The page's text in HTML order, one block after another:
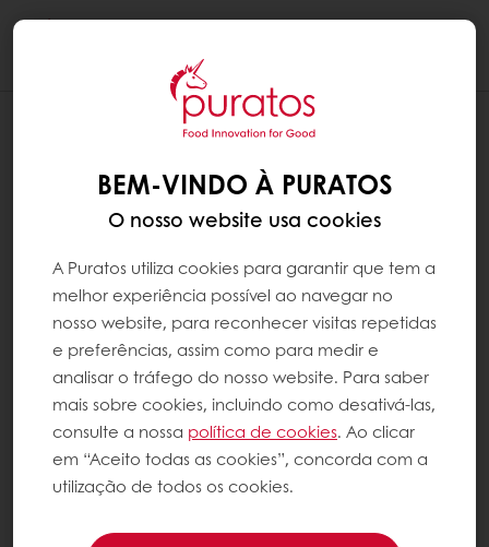
BEM-VINDO À PURATOS
O nosso website usa cookies
A Puratos utiliza cookies para garantir que tem a
melhor experiência possível ao navegar no
nosso website, para reconhecer visitas repetidas
e preferências, assim como para medir e
analisar o tráfego do nosso website. Para saber
mais sobre cookies, incluindo como desativá-las,
consulte a nossa política de cookies. Ao clicar
em “Aceito todas as cookies”, concorda com a
utilização de todos os cookies.